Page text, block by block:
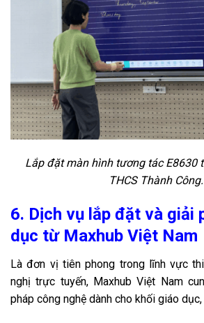
Lắp đặt màn hình tương tác E8630
THCS Thành Công.
6. Dịch vụ lắp đặt và giải
dục từ Maxhub Việt Nam
Là đơn vị tiên phong trong lĩnh vực
nghị trực tuyến, Maxhub Việt Nam
pháp công nghệ dành cho khối giáo